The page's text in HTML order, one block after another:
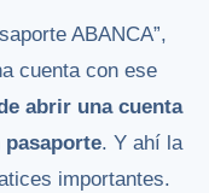
ABANCA”,
cuenta con ese
abrir una cuenta
pasaporte. Y ahí la
importantes.